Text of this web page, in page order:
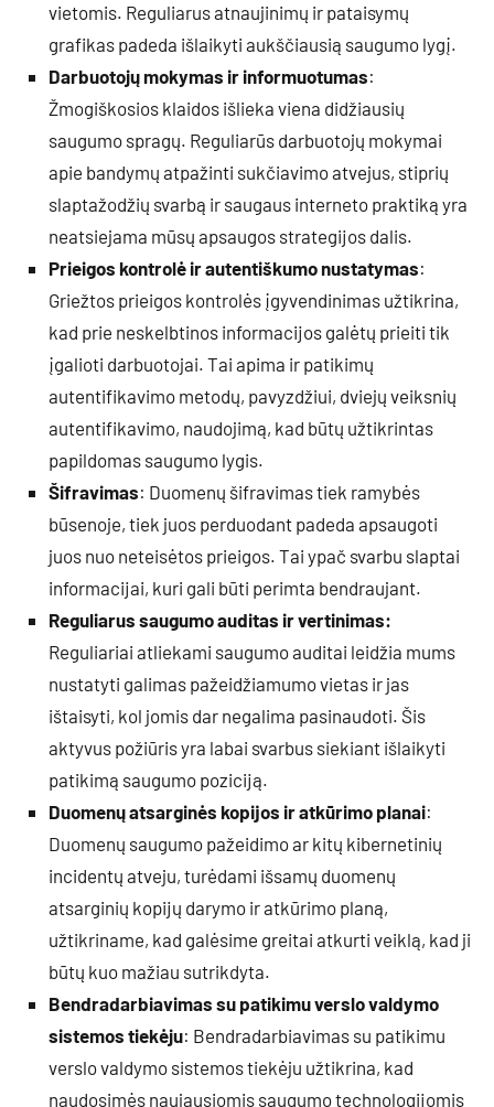
vietomis. Reguliarus atnaujinimų ir pataisymų
grafikas padeda išlaikyti aukščiausią saugumo lygį.
Darbuotojų mokymas ir informuotumas:
Žmogiškosios klaidos išlieka viena didžiausių
saugumo spragų. Reguliarūs darbuotojų mokymai
apie bandymų atpažinti sukčiavimo atvejus, stiprių
slaptažodžių svarbą ir saugaus interneto praktiką yra
neatsiejama mūsų apsaugos strategijos dalis.
Prieigos kontrolė ir autentiškumo nustatymas:
Griežtos prieigos kontrolės įgyvendinimas užtikrina,
kad prie neskelbtinos informacijos galėtų prieiti tik
įgalioti darbuotojai. Tai apima ir patikimų
autentifikavimo metodų, pavyzdžiui, dviejų veiksnių
autentifikavimo, naudojimą, kad būtų užtikrintas
papildomas saugumo lygis.
Šifravimas: Duomenų šifravimas tiek ramybės
būsenoje, tiek juos perduodant padeda apsaugoti
juos nuo neteisėtos prieigos. Tai ypač svarbu slaptai
informacijai, kuri gali būti perimta bendraujant.
Reguliarus saugumo auditas ir vertinimas:
Reguliariai atliekami saugumo auditai leidžia mums
nustatyti galimas pažeidžiamumo vietas ir jas
ištaisyti, kol jomis dar negalima pasinaudoti. Šis
aktyvus požiūris yra labai svarbus siekiant išlaikyti
patikimą saugumo poziciją.
Duomenų atsarginės kopijos ir atkūrimo planai:
Duomenų saugumo pažeidimo ar kitų kibernetinių
incidentų atveju, turėdami išsamų duomenų
atsarginių kopijų darymo ir atkūrimo planą,
užtikriname, kad galėsime greitai atkurti veiklą, kad ji
būtų kuo mažiau sutrikdyta.
Bendradarbiavimas su patikimu verslo valdymo
sistemos tiekėju: Bendradarbiavimas su patikimu
verslo valdymo sistemos tiekėju užtikrina, kad
naudosimės naujausiomis saugumo technologijomis